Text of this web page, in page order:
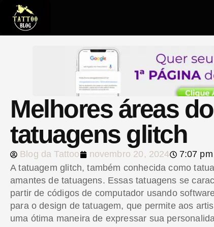
Melhores áreas
tatuagens glitch
Blog da Tattoo novembro 20, 2024
7:07 pm
A tatuagem glitch, também conhecida como
amantes de tatuagens. Essas tatuagens se
partir de códigos de computador usando
para o design de tatuagem, que permite aos
uma ótima maneira de expressar sua